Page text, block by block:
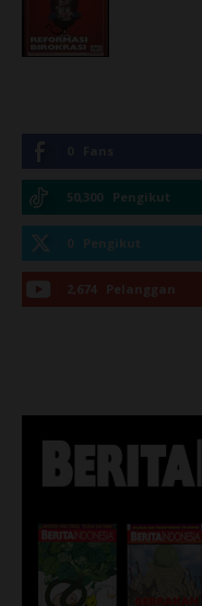
50,300 Pengikut
0 Pengikut